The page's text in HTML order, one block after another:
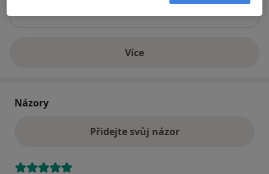
Víceo adrese
Názory
Přidejte svůj názor